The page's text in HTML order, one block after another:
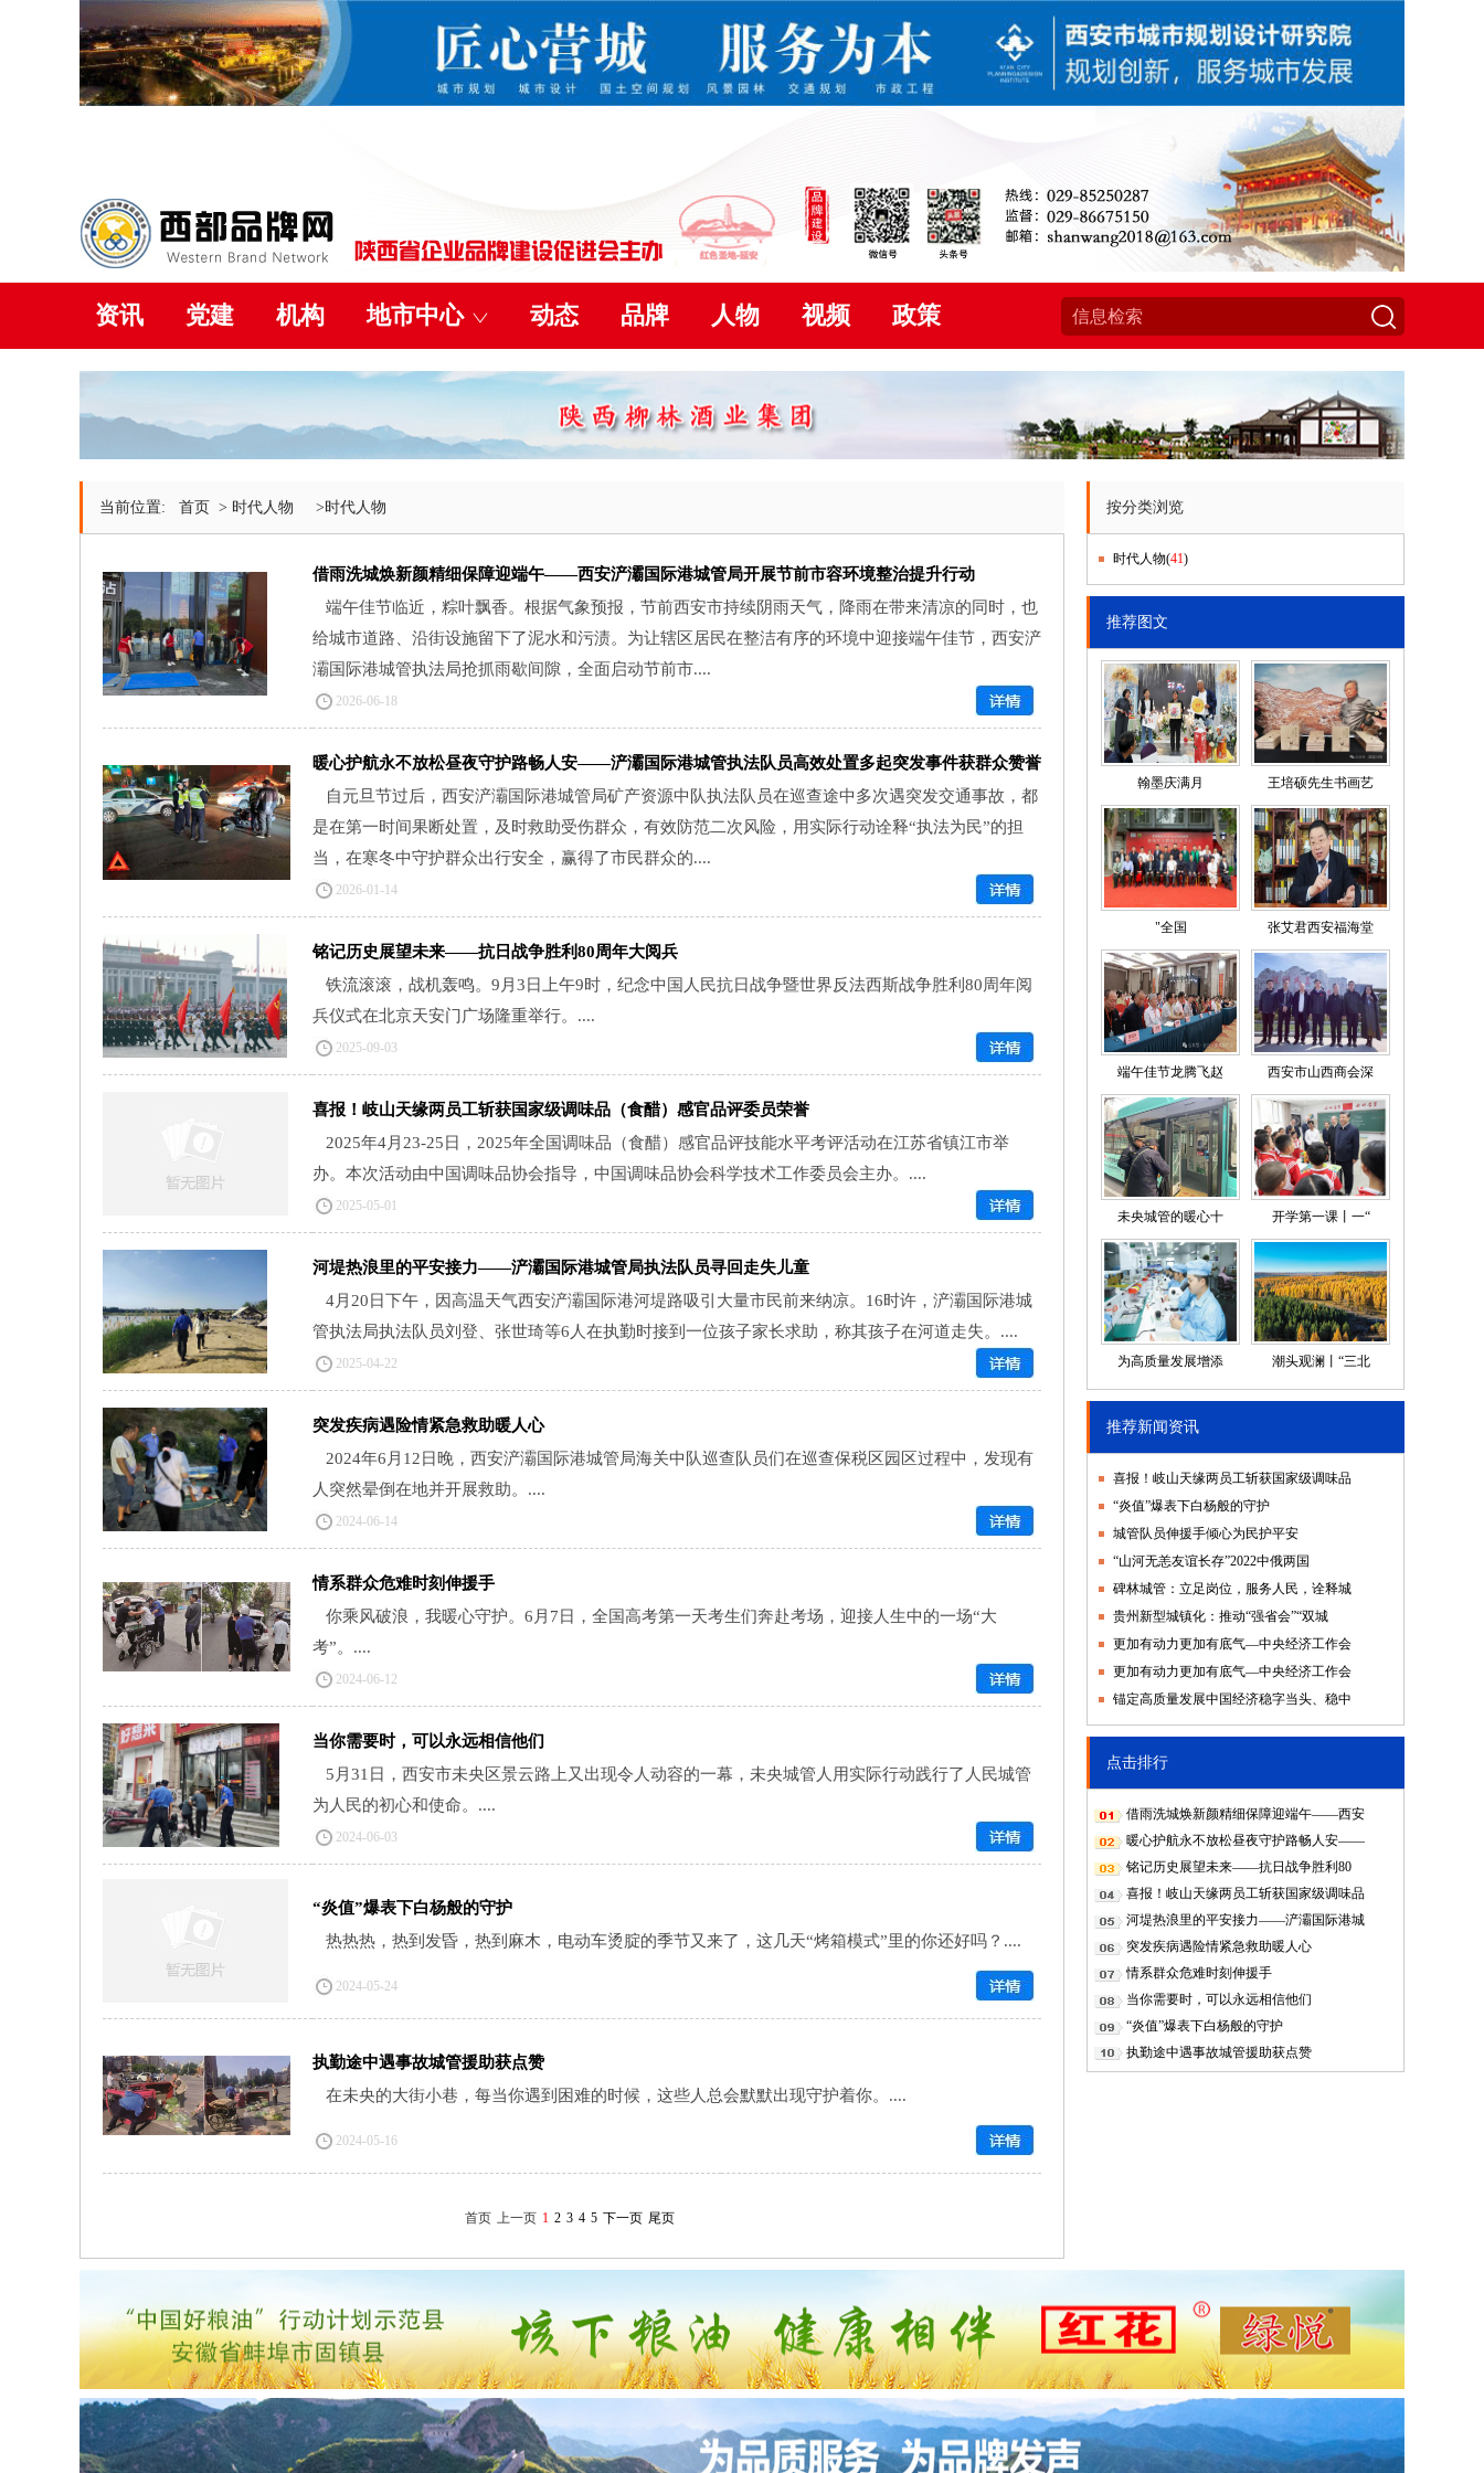
资讯 党建 机构 地市中心 动态 品牌 人物 视频 政策
当前位置: 首页 > 时代人物 >时代人物
借雨洗城焕新颜精细保障迎端午——西安浐灞国际港城管局开展节前市容环境整治提升行动
端午佳节临近，粽叶飘香。根据气象预报，节前西安市持续阴雨天气，降雨在带来清凉的同时，也
给城市道路、沿街设施留下了泥水和污渍。为让辖区居民在整洁有序的环境中迎接端午佳节，西安浐
灞国际港城管执法局抢抓雨歇间隙，全面启动节前市....
2026-06-18
暖心护航永不放松昼夜守护路畅人安——浐灞国际港城管执法队员高效处置多起突发事件获群众赞誉
自元旦节过后，西安浐灞国际港城管局矿产资源中队执法队员在巡查途中多次遇突发交通事故，都
是在第一时间果断处置，及时救助受伤群众，有效防范二次风险，用实际行动诠释“执法为民”的担
当，在寒冬中守护群众出行安全，赢得了市民群众的....
2026-01-14
铭记历史展望未来——抗日战争胜利80周年大阅兵
铁流滚滚，战机轰鸣。9月3日上午9时，纪念中国人民抗日战争暨世界反法西斯战争胜利80周年阅
兵仪式在北京天安门广场隆重举行。....
2025-09-03
喜报！岐山天缘两员工斩获国家级调味品（食醋）感官品评委员荣誉
2025年4月23-25日，2025年全国调味品（食醋）感官品评技能水平考评活动在江苏省镇江市举
办。本次活动由中国调味品协会指导，中国调味品协会科学技术工作委员会主办。....
2025-05-01
河堤热浪里的平安接力——浐灞国际港城管局执法队员寻回走失儿童
4月20日下午，因高温天气西安浐灞国际港河堤路吸引大量市民前来纳凉。16时许，浐灞国际港城
管执法局执法队员刘登、张世琦等6人在执勤时接到一位孩子家长求助，称其孩子在河道走失。....
2025-04-22
突发疾病遇险情紧急救助暖人心
2024年6月12日晚，西安浐灞国际港城管局海关中队巡查队员们在巡查保税区园区过程中，发现有
人突然晕倒在地并开展救助。....
2024-06-14
情系群众危难时刻伸援手
你乘风破浪，我暖心守护。6月7日，全国高考第一天考生们奔赴考场，迎接人生中的一场“大
考”。....
2024-06-12
当你需要时，可以永远相信他们
5月31日，西安市未央区景云路上又出现令人动容的一幕，未央城管人用实际行动践行了人民城管
为人民的初心和使命。....
2024-06-03
“炎值”爆表下白杨般的守护
热热热，热到发昏，热到麻木，电动车烫腚的季节又来了，这几天“烤箱模式”里的你还好吗？....
2024-05-24
执勤途中遇事故城管援助获点赞
在未央的大街小巷，每当你遇到困难的时候，这些人总会默默出现守护着你。....
2024-05-16
首页 上一页 1 2 3 4 5 下一页 尾页
按分类浏览
时代人物(41)
推荐图文
翰墨庆满月 王培硕先生书画艺
"全国 张艾君西安福海堂
端午佳节龙腾飞赵 西安市山西商会深
未央城管的暖心十 开学第一课丨一“
为高质量发展增添 潮头观澜丨“三北
推荐新闻资讯
喜报！岐山天缘两员工斩获国家级调味品
“炎值”爆表下白杨般的守护
城管队员伸援手倾心为民护平安
“山河无恙友谊长存”2022中俄两国
碑林城管：立足岗位，服务人民，诠释城
贵州新型城镇化：推动“强省会”“双城
更加有动力更加有底气—中央经济工作会
更加有动力更加有底气—中央经济工作会
锚定高质量发展中国经济稳字当头、稳中
点击排行
借雨洗城焕新颜精细保障迎端午——西安
暖心护航永不放松昼夜守护路畅人安——
铭记历史展望未来——抗日战争胜利80
喜报！岐山天缘两员工斩获国家级调味品
河堤热浪里的平安接力——浐灞国际港城
突发疾病遇险情紧急救助暖人心
情系群众危难时刻伸援手
当你需要时，可以永远相信他们
“炎值”爆表下白杨般的守护
执勤途中遇事故城管援助获点赞